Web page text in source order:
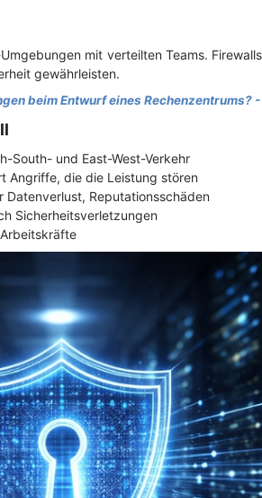
mit verteilten Teams.
gewährleisten.
beim Entwurf eines Rechenzentrums?
South- und East-West-Verkehr
Angriffe, die die Leistung stören
Reputationsschäden
Sicherheitsverletzungen